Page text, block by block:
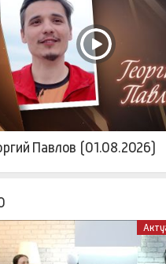
Павлов (01.08.2026)